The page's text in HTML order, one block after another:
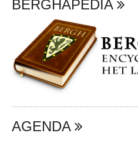
BERGHAPEDIA
AGENDA